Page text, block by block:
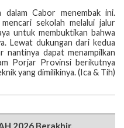
dalam Cabor menembak ini.
sekolah melalui jalur
untuk membuktikan bahwa
Lewat dukungan dari kedua
nantinya dapat menampilkan
Porjar Provinsi berikutnya
yang dimilikinya. (Ica & Tih)
2026 Berakhir,